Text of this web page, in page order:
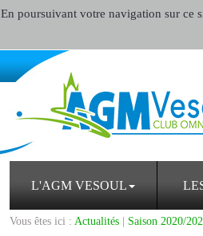
En poursuivant votre navigation sur ce
L'AGM VESOUL
Vous êtes ici : Actualités Saison 2020/